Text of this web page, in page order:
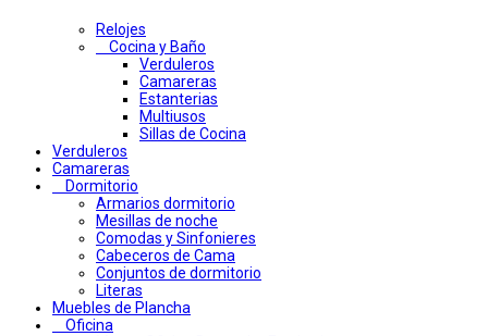
Relojes
Cocina y Baño
Verduleros
Camareras
Estanterias
Multiusos
Sillas de Cocina
Verduleros
Camareras
Dormitorio
Armarios dormitorio
Mesillas de noche
Comodas y Sinfonieres
Cabeceros de Cama
Conjuntos de dormitorio
Literas
Muebles de Plancha
Oficina